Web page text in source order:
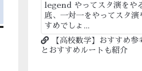
legend やってスタ演をや
底、一対一をやってスタ
すめでしょ...
【高校数学】おすすめ
とおすすめルートも紹介